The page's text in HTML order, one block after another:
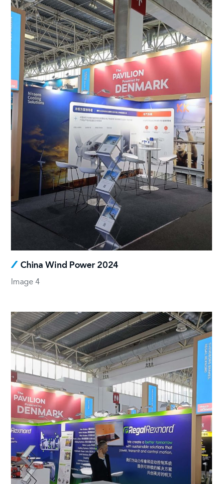
China Wind Power 2024
Image 4